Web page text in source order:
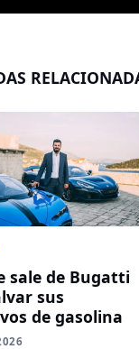
sale de Bugatti
sus
de gasolina